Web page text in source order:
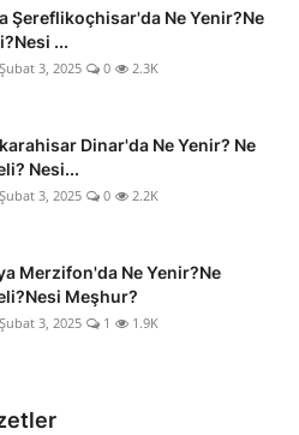
Şereflikoçhisar'da Ne Yenir?Ne
...
Şubat 3, 2025 0 2.3K
Dinar'da Ne Yenir? Ne
Nesi...
Şubat 3, 2025 0 2.2K
Merzifon'da Ne Yenir?Ne
Meşhur?
Şubat 3, 2025 1 1.9K